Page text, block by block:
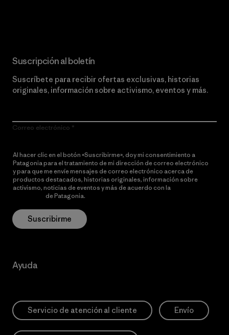
Suscripción al boletín
Suscríbete para recibir ofertas exclusivas, historias
originales, información sobre activismo, eventos y más.
Correo electrónico
Al hacer clic en el botón «Suscribirme», doy mi consentimiento a
Patagonia para el tratamiento de mi dirección de correo electrónico
y para que me envíe mensajes de correo electrónico acerca de
productos destacados, historias originales, información sobre
activismo, noticias de eventos y más de acuerdo con la
de Patagonia.
Suscribirme
Ayuda
Servicio de atención al cliente Envío